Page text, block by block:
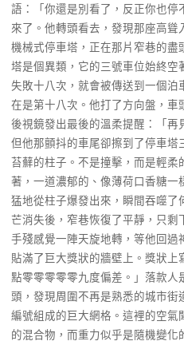
語：「你還是別看了，反正你也停
來了。他轉頭看去，發現那座高聳
機械式停車塔，正在那片窄巷的盡
塔是個異類，它的三號車位始終空
失敗十八次，就會被傳送到一個泊
在是第十八次。他打了方向盤，車
後視鏡發出最後的溫柔提醒：「再
但他那顫抖的車尾卻擦到了停車塔
苔蘚的柱子。不是撞擊，而是輕柔
著，一道濃郁的、像薄荷口香糖一
猛地從柱子爆發出來，瞬間吞噬了
芒消失後，窄巷恢復了平靜，只剩
手殘感覺一陣天旋地轉，等他回過
貼滿了巨大獎狀的牆壁上。獎狀
點零零零零零九度偏差。」落款人
頭，發現周圍不再是熟悉的城市街
編號組成的巨大網格。這裡的空氣
的混合物，而重力似乎是隨機變